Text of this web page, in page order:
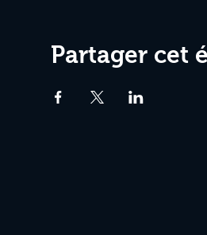
Partager cet